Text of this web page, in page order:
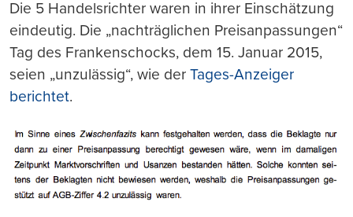
Die 5 Handelsrichter waren in ihrer Einschätzung
eindeutig. Die „nachträglichen Preisanpassungen“
Tag des Frankenschocks, dem 15. Januar 2015,
seien „unzulässig“, wie der Tages-Anzeiger
berichtet.